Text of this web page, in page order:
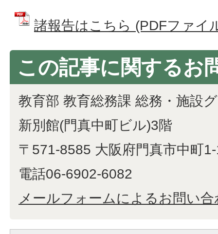
諸報告はこちら (PDFファイ
この記事に関するお
教育部 教育総務課 総務・施設
新別館(門真中町ビル)3階
〒571-8585 大阪府門真市中町
電話06-6902-6082
メールフォームによるお問い合